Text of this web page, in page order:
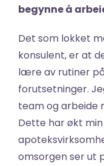
begynne å
Det som lokket
konsulent, er at
lære av rutiner
forutsetninger.
team og arbeide
Dette har økt
omsorgen ser ut